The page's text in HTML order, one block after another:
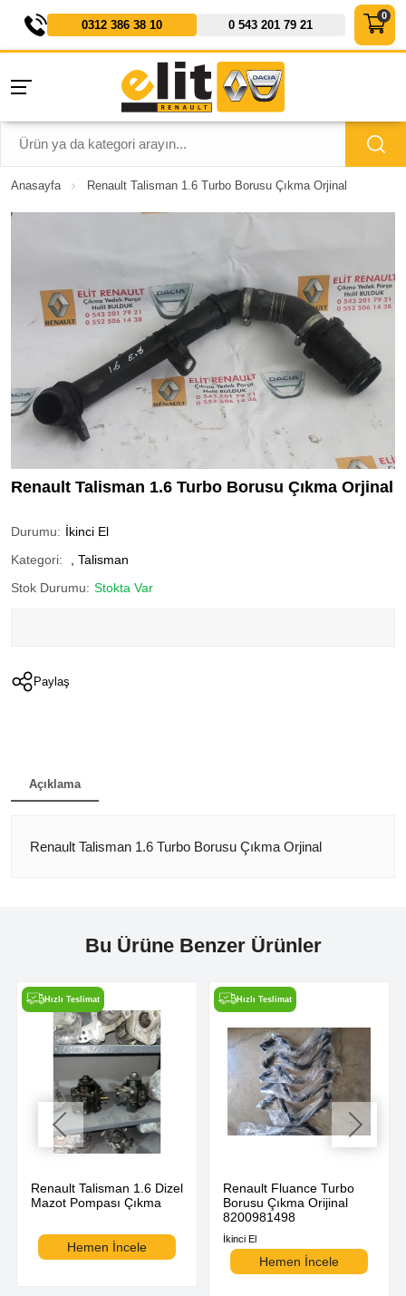
0312 386 38 10 0 543 201 79 21
Anasayfa Renault Talisman 1.6 Turbo Borusu Çıkma Orjinal
Renault Talisman 1.6 Turbo Borusu Çıkma Orjinal
Durumu: İkinci El
Kategori:
Talisman
Stok Durumu: Stokta Var
Paylaş
Açıklama
Renault Talisman 1.6 Turbo Borusu Çıkma Orjinal
Bu Ürüne Benzer Ürünler
Hızlı Teslimat
Renault Talisman 1.6 Dizel
Mazot Pompası Çıkma
Hemen İncele
Hızlı Teslimat
Renault Fluance Turbo
Borusu Çıkma Orijinal
8200981498
İkinci El
Hemen İncele